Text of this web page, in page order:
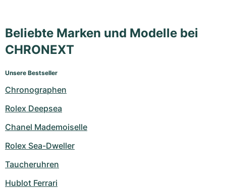
Beliebte Marken und Modelle bei
CHRONEXT
Unsere Bestseller
Chronographen
Rolex Deepsea
Chanel Mademoiselle
Rolex Sea-Dweller
Taucheruhren
Hublot Ferrari